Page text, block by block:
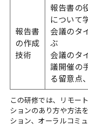
報告書
の作成
技術
報告書の
について
会議のタ
ぶ
会議のタ
議開催の
る留意点
この研修では、リモー
ションのあり方や方法
ション、オーラルコミ